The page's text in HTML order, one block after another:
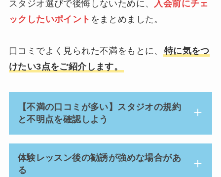
スタジオ選びで後悔しないために、
入会前にチェ
ックしたいポイント をまとめました。
口コミでよく見られた不満をもとに、
特に気をつ
けたい3点をご紹介します。
【不満の口コミが多い】スタジオの規約
と不明点を確認しよう
体験レッスン後の勧誘が強めな場合があ
る